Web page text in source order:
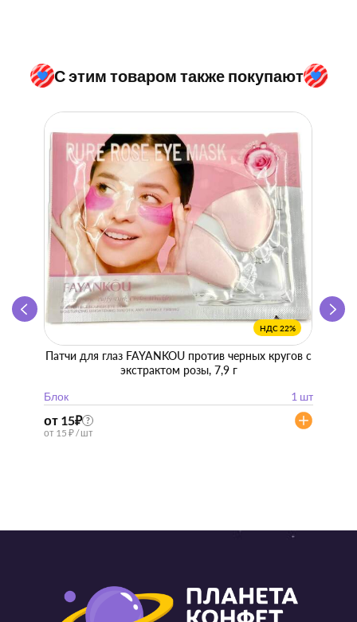
С этим товаром также покупают
НДС 22%
Патчи для глаз FAYANKOU против черных кругов с
экстрактом розы, 7,9 г
Блок
1 шт
от 15₽ ?
от 15 ₽ / шт